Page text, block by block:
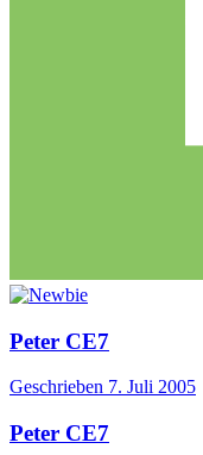
Peter CE7
Geschrieben 7. Juli 2005
Peter CE7